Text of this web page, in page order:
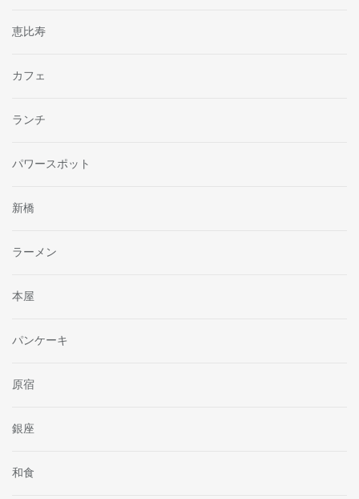
恵比寿
カフェ
ランチ
パワースポット
新橋
ラーメン
本屋
パンケーキ
原宿
銀座
和食